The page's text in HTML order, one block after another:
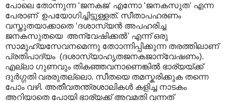
പോലെ തോന്നുന്ന ‘ജനകജ‘ എന്നോ ‘ജനകസുത‘ എന്ന
പേരാണ് ഉപയോഗിച്ചിട്ടുള്ളത്. സീതാപഹരണം
വസ്തുതയാക്കാതെ ‘ദശാസ്യൻ അപഹരിച്ച
ജനകസുതയെ അന്വേഷിക്കൽ’ എന്ന് ഒരു
സാമൂഹ്യസേവനമെന്നു തോ‍ാന്നിപ്പിക്കുന്ന തരത്തിലാണ്
പ്രതിപാദ്യം (ദശാസ്യാഹൃതജനകജാന്വേഷണം).
എല്ലാ ഗുണവും തികഞ്ഞവനാണെങ്കിൽ ഭാര്യയ്ക്ക്
ദുർഗ്ഗതി വരരുതല്ലൊ. സീതയെ തമസ്കരിക്കുക തന്നെ
പോം വഴി. അതീവതന്ത്രശാലികൾ കളിച്ച നാടകം
അറിയാതെ പോയി ഭാര്യക്ക് അവമതി വന്നത്